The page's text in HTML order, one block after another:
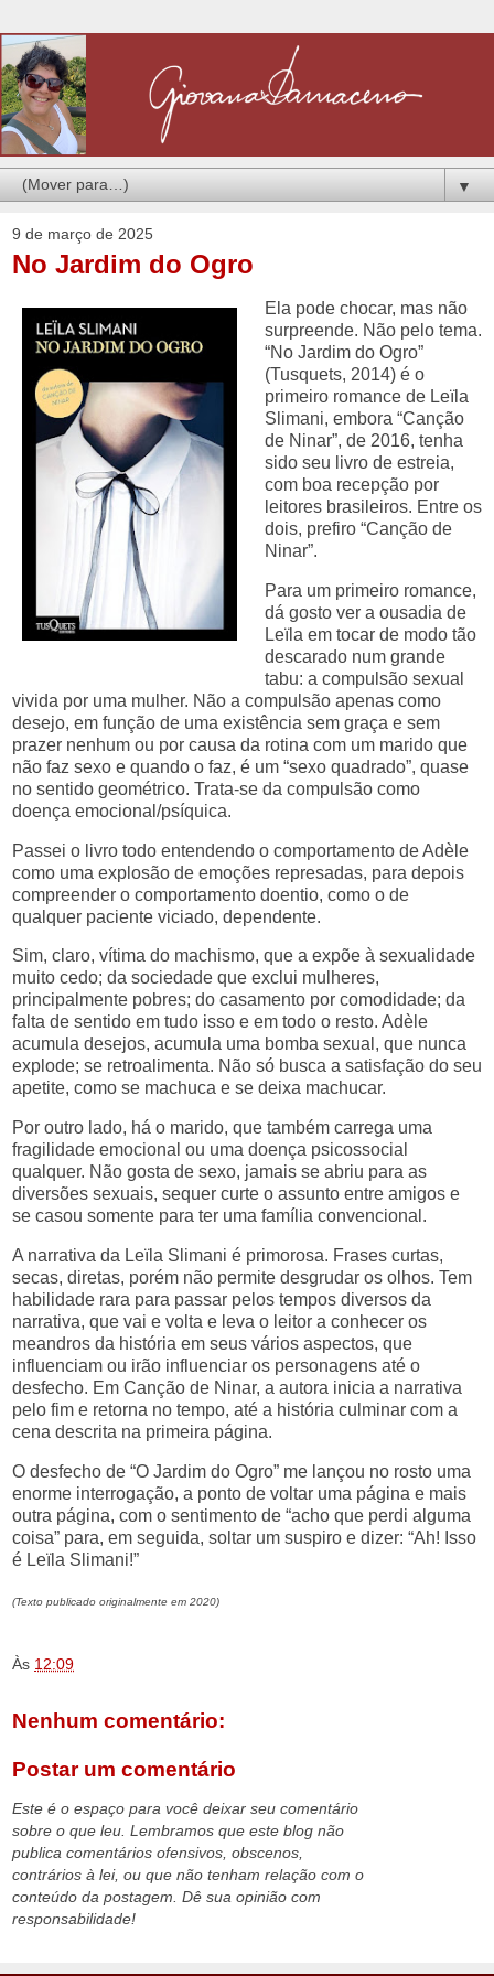
▼
9 de março de 2025
No Jardim do Ogro
Ela pode chocar, mas não
surpreende. Não pelo tema.
“No Jardim do Ogro”
(Tusquets, 2014) é o
primeiro romance de Leïla
Slimani, embora “Canção
de Ninar”, de 2016, tenha
sido seu livro de estreia,
com boa recepção por
leitores brasileiros. Entre os
dois, prefiro “Canção de
Ninar”.
Para um primeiro romance,
dá gosto ver a ousadia de
Leïla em tocar de modo tão
descarado num grande
tabu: a compulsão sexual
vivida por uma mulher. Não a compulsão apenas como
desejo, em função de uma existência sem graça e sem
prazer nenhum ou por causa da rotina com um marido que
não faz sexo e quando o faz, é um “sexo quadrado”, quase
no sentido geométrico. Trata-se da compulsão como
doença emocional/psíquica.
Passei o livro todo entendendo o comportamento de Adèle
como uma explosão de emoções represadas, para depois
compreender o comportamento doentio, como o de
qualquer paciente viciado, dependente.
Sim, claro, vítima do machismo, que a expõe à sexualidade
muito cedo; da sociedade que exclui mulheres,
principalmente pobres; do casamento por comodidade; da
falta de sentido em tudo isso e em todo o resto. Adèle
acumula desejos, acumula uma bomba sexual, que nunca
explode; se retroalimenta. Não só busca a satisfação do seu
apetite, como se machuca e se deixa machucar.
Por outro lado, há o marido, que também carrega uma
fragilidade emocional ou uma doença psicossocial
qualquer. Não gosta de sexo, jamais se abriu para as
diversões sexuais, sequer curte o assunto entre amigos e
se casou somente para ter uma família convencional.
A narrativa da Leïla Slimani é primorosa. Frases curtas,
secas, diretas, porém não permite desgrudar os olhos. Tem
habilidade rara para passar pelos tempos diversos da
narrativa, que vai e volta e leva o leitor a conhecer os
meandros da história em seus vários aspectos, que
influenciam ou irão influenciar os personagens até o
desfecho. Em Canção de Ninar, a autora inicia a narrativa
pelo fim e retorna no tempo, até a história culminar com a
cena descrita na primeira página.
O desfecho de “O Jardim do Ogro” me lançou no rosto uma
enorme interrogação, a ponto de voltar uma página e mais
outra página, com o sentimento de “acho que perdi alguma
coisa” para, em seguida, soltar um suspiro e dizer: “Ah! Isso
é Leïla Slimani!”
(Texto publicado originalmente em 2020)
Às 12:09
Nenhum comentário:
Postar um comentário
Este é o espaço para você deixar seu comentário
sobre o que leu. Lembramos que este blog não
publica comentários ofensivos, obscenos,
contrários à lei, ou que não tenham relação com o
conteúdo da postagem. Dê sua opinião com
responsabilidade!